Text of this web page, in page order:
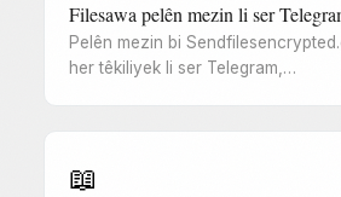
Filesawa pelên mezin li ser
Pelên mezin bi
her têkiliyek li ser Telegram,…
📖